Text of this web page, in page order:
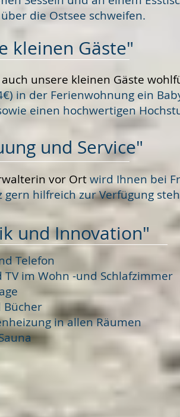
die Ostsee schweifen.
kleinen Gäste"
unsere kleinen Gäste
in der Ferienwohnung ein
einen hochwertigen
und Service"
vor Ortwird Ihnen bei
gern hilfreich zur Verfügung
und Innovation"
Telefon
TV im Wohn -und Schlafzimmer
Bücher
in allen Räumen